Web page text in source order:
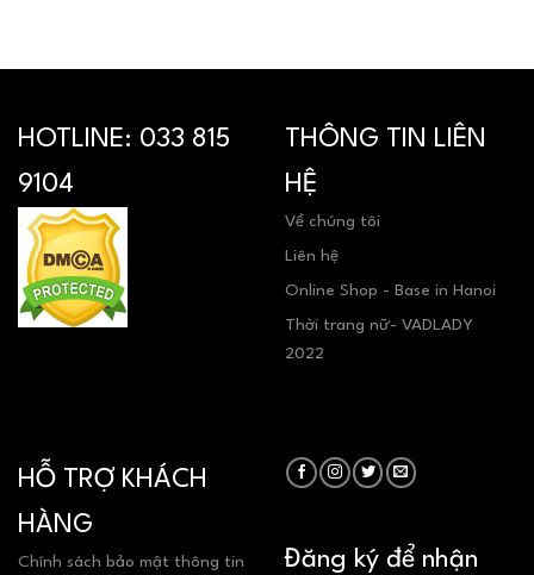
HOTLINE: 033 815
9104
THÔNG TIN LIÊN
HỆ
Về chúng tôi
Liên hệ
Online Shop - Base in Hanoi
Thời trang nữ- VADLADY
2022
HỖ TRỢ KHÁCH
HÀNG
Chính sách bảo mật thông tin Đăng ký để nhận